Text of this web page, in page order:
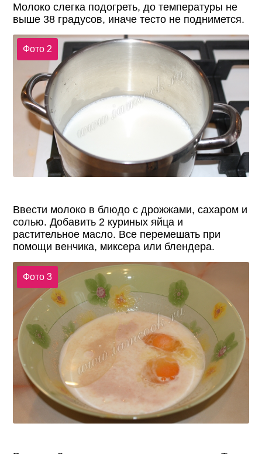
Молоко слегка подогреть, до температуры не
выше 38 градусов, иначе тесто не поднимется.
Фото 2
Ввести молоко в блюдо с дрожжами, сахаром и
солью. Добавить 2 куриных яйца и
растительное масло. Все перемешать при
помощи венчика, миксера или блендера.
Фото 3